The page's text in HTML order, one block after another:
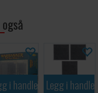
baser, 3x store
baser. Det inkluderer
med 176 overføringer
Knights.
krever montering.
i handlekurven
Legg i